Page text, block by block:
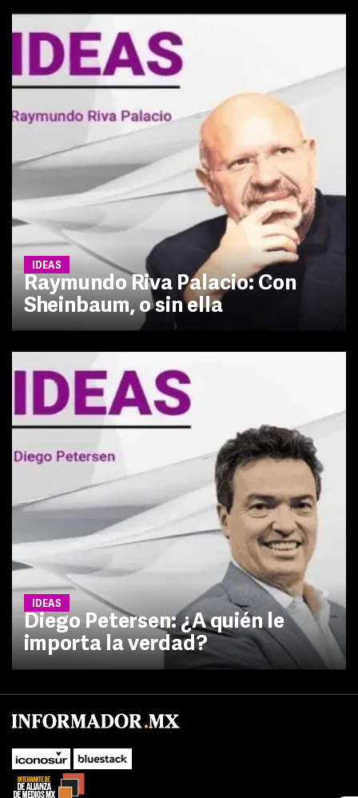
IDEAS
Raymundo Riva Palacio: Con
Sheinbaum, o sin ella
IDEAS
Diego Petersen: ¿A quién le
importa la verdad?